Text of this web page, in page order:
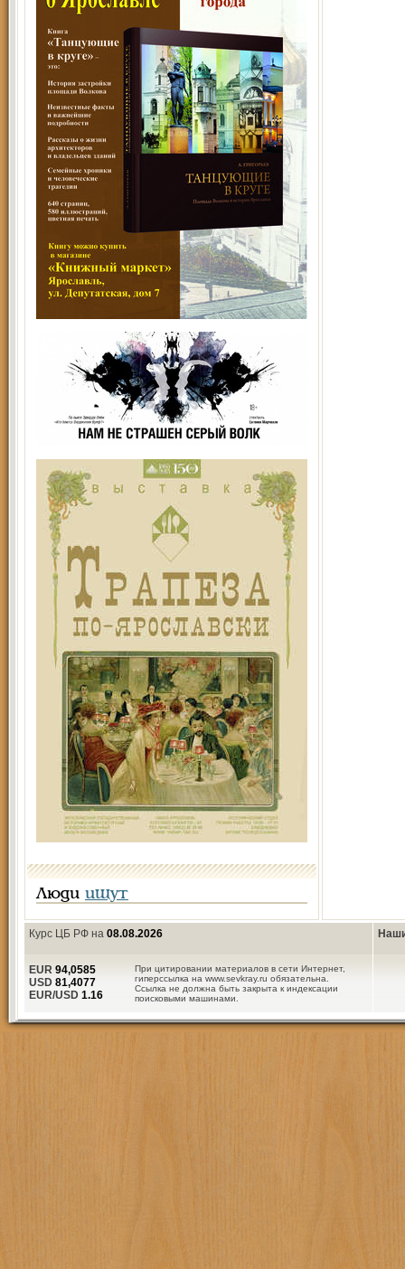
Люди ищут
Курс ЦБ РФ на 08.08.2026
При цитировании материалов в сети Интернет,
гиперссылка на www.sevkray.ru обязательна.
Ссылка не должна быть закрыта к индексации
поисковыми машинами.
EUR 94,0585
USD 81,4077
EUR/USD 1.16